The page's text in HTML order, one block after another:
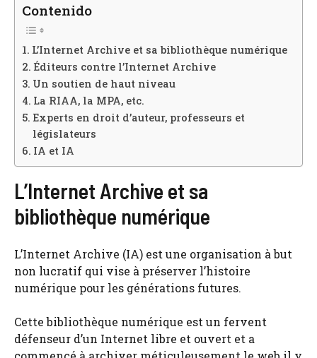
Contenido
L’Internet Archive et sa bibliothèque numérique
Éditeurs contre l’Internet Archive
Un soutien de haut niveau
La RIAA, la MPA, etc.
Experts en droit d’auteur, professeurs et
législateurs
IA et IA
L’Internet Archive et sa
bibliothèque numérique
L’Internet Archive (IA) est une organisation à but
non lucratif qui vise à préserver l’histoire
numérique pour les générations futures.
Cette bibliothèque numérique est un fervent
défenseur d’un Internet libre et ouvert et a